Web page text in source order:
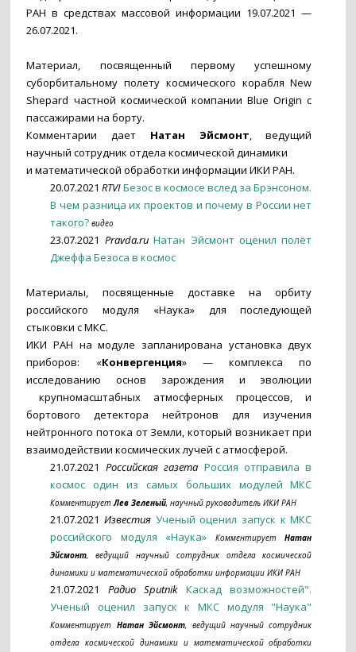
РАН в средствах массовой информации 19.07.2021 —
26.07.2021.
Материал, посвященный первому успешному
суборбитальному полету космического корабля New
Shepard частной космической компании Blue Origin с
пассажирами на борту.
Комментарии дает Натан Эйсмонт, ведущий
научный сотрудник отдела космической динамики
и математической обработки информации ИКИ РАН.
20.07.2021RTVIБезос в космосе вслед за Брэнсоном.
В чем разница их проектов и почему в России нет
такого? видео
23.07.2021 Pravda.ru Натан Эйсмонт оценил полёт
Джеффа Безоса в космос
Материалы, посвященные доставке на орбиту
российского модуля «Наука» для последующей
стыковки с МКС.
ИКИ РАН на модуле запланирована установка двух
приборов: «Конвергенция» — комплекса по
исследованию основ зарождения и эволюции
крупномасштабных атмосферных процессов, и
бортового детектора нейтронов для изучения
нейтронного потока от Земли, который возникает при
взаимодействии космических лучей с атмосферой.
21.07.2021 Российская газета Россия отправила в
космос один из самых больших модулей МКС
КомментируетЛев Зеленый, научный руководитель ИКИ РАН
21.07.2021Известия Ученый оценил запуск к МКС
российского модуля «Наука»
КомментируетНатан
Эйсмонт, ведущий научный сотрудник отдела космической
динамики и математической обработки информации ИКИ РАН
21.07.2021 Радио Sputnik Каскад возможностей".
Ученый оценил запуск к МКС модуля "Наука"
Комментирует Натан Эйсмонт, ведущий научный сотрудник
отдела космической динамики и математической обработки